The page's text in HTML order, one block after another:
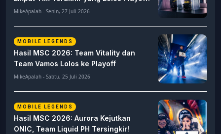
MikeApalah - Senin, 27 Juli 2026
MOBILE LEGENDS
Hasil MSC 2026: Team Vitality dan
Team Vamos Lolos ke Playoff
MikeApalah - Sabtu, 25 Juli 2026
MOBILE LEGENDS
Hasil MSC 2026: Aurora Kejutkan
ONIC, Team Liquid PH Tersingkir!